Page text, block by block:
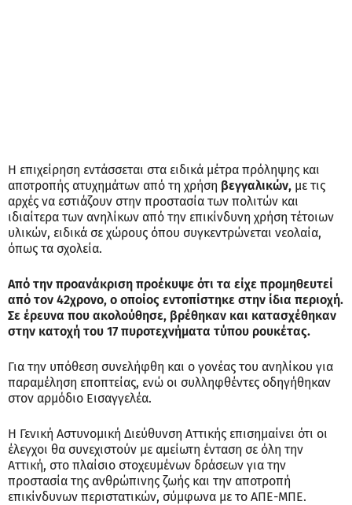
Η επιχείρηση εντάσσεται στα ειδικά μέτρα πρόληψης και
αποτροπής ατυχημάτων από τη χρήση βεγγαλικών, με τις
αρχές να εστιάζουν στην προστασία των πολιτών και
ιδιαίτερα των ανηλίκων από την επικίνδυνη χρήση τέτοιων
υλικών, ειδικά σε χώρους όπου συγκεντρώνεται νεολαία,
όπως τα σχολεία.
Από την προανάκριση προέκυψε ότι τα είχε προμηθευτεί
από τον 42χρονο, ο οποίος εντοπίστηκε στην ίδια περιοχή.
Σε έρευνα που ακολούθησε, βρέθηκαν και κατασχέθηκαν
στην κατοχή του 17 πυροτεχνήματα τύπου ρουκέτας.
Για την υπόθεση συνελήφθη και ο γονέας του ανηλίκου για
παραμέληση εποπτείας, ενώ οι συλληφθέντες οδηγήθηκαν
στον αρμόδιο Εισαγγελέα.
Η Γενική Αστυνομική Διεύθυνση Αττικής επισημαίνει ότι οι
έλεγχοι θα συνεχιστούν με αμείωτη ένταση σε όλη την
Αττική, στο πλαίσιο στοχευμένων δράσεων για την
προστασία της ανθρώπινης ζωής και την αποτροπή
επικίνδυνων περιστατικών, σύμφωνα με το ΑΠΕ-ΜΠΕ.